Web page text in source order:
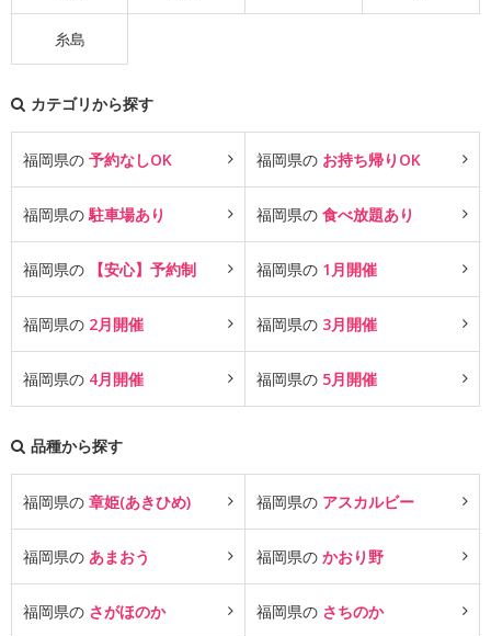
糸島
カテゴリから探す
福岡県の 予約なしOK 福岡県の お持ち帰りOK
福岡県の 駐車場あり 福岡県の 食べ放題あり
福岡県の 【安心】予約制 福岡県の 1月開催
福岡県の 2月開催 福岡県の 3月開催
福岡県の 4月開催 福岡県の 5月開催
品種から探す
福岡県の 章姫(あきひめ) 福岡県の アスカルビー
福岡県の あまおう 福岡県の かおり野
福岡県の さがほのか 福岡県の さちのか